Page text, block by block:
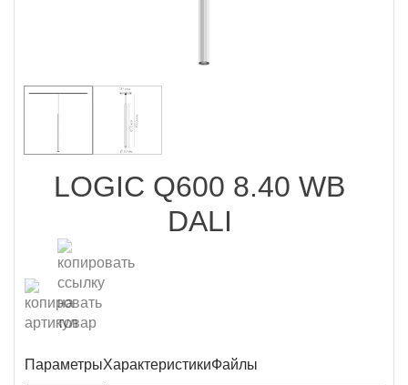
LOGIC Q600 8.40 WB
DALI
ПараметрыХарактеристикиФайлы